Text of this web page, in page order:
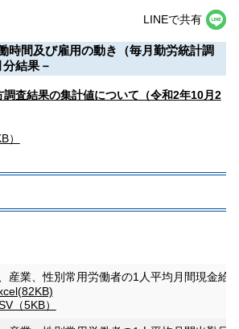
LINEで共有
時間及び雇用の動き（毎月勤労統計調
結果－
査結果の集計値について（令和2年10月2
）
産業、性別常用労働者の1人平均月間現金給
（5KB）